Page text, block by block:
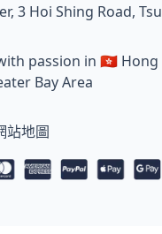
3 Hoi Shing Road,
passion in 🇭🇰
Bay Area
站地圖